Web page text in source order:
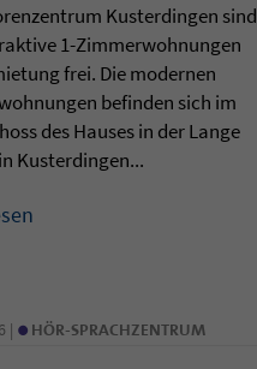
Kusterdingen sind
1-Zimmerwohnungen
frei. Die modernen
befinden sich im
des Hauses in der Lange
Kusterdingen...
| • HÖR-SPRACHZENTRUM